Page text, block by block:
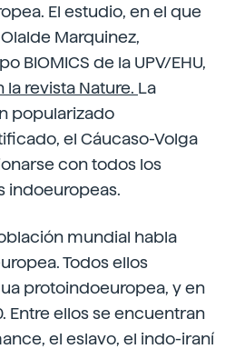
El estudio, en el que
Marquinez,
BIOMICS de la UPV/EHU,
revista Nature. La
popularizado
el Cáucaso-Volga
con todos los
indoeuropeas.
mundial habla
Todos ellos
protoindoeuropea, y en
Entre ellos se encuentran
el eslavo, el indo-iraní